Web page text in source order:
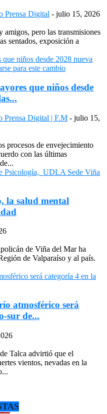
Prensa Digital - julio 15, 2026
amigos, pero las transmisiones
sentados, exposición a
que niños desde
Prensa Digital | F.M - julio 15,
procesos de envejecimiento
con las últimas
la salud mental
de Viña del Mar ha
de Valparaíso y al país.
atmosférico será
sur de...
Talca advirtió que el
vientos, nevadas en la